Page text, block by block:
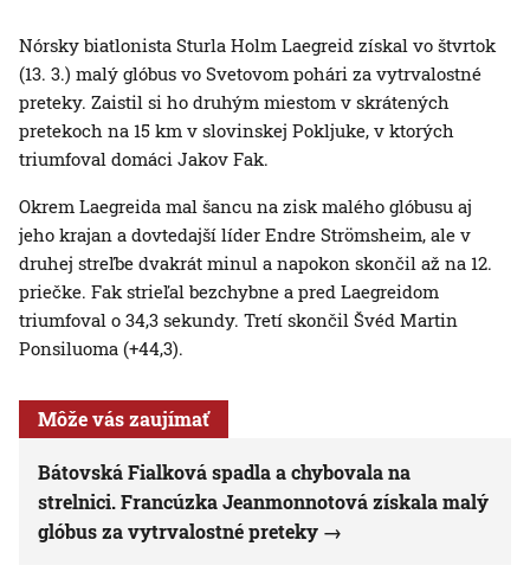
Nórsky biatlonista Sturla Holm Laegreid získal vo štvrtok
(13. 3.) malý glóbus vo Svetovom pohári za vytrvalostné
preteky. Zaistil si ho druhým miestom v skrátených
pretekoch na 15 km v slovinskej Pokljuke, v ktorých
triumfoval domáci Jakov Fak.
Okrem Laegreida mal šancu na zisk malého glóbusu aj
jeho krajan a dovtedajší líder Endre Strömsheim, ale v
druhej streľbe dvakrát minul a napokon skončil až na 12.
priečke. Fak strieľal bezchybne a pred Laegreidom
triumfoval o 34,3 sekundy. Tretí skončil Švéd Martin
Ponsiluoma (+44,3).
Môže vás zaujímať
Bátovská Fialková spadla a chybovala na
strelnici. Francúzka Jeanmonnotová získala malý
glóbus za vytrvalostné preteky